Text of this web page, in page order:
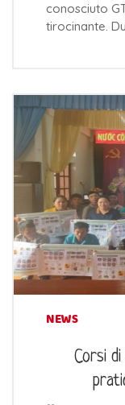
conosciuto
tirocinante.
NEWS
Corsi